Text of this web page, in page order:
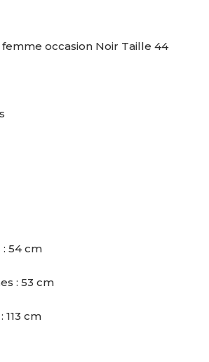
occasion Noir Taille 44
54 cm
: 53 cm
cm